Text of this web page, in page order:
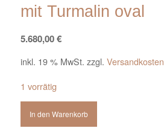
mit Turmalin oval
5.680,00€
inkl. 19 % MwSt. zzgl. Versandkosten
1 vorrätig
In den Warenkorb